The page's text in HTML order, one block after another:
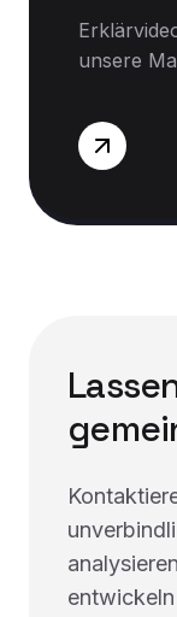
unsere